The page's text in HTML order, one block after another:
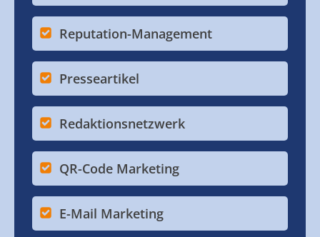
Reputation-Management
Presseartikel
Redaktionsnetzwerk
QR-Code Marketing
E-Mail Marketing